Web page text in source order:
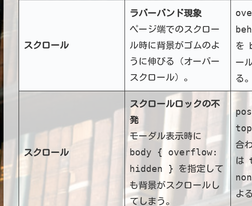
スクロール
ラバーバンド現象
ページ端でのスクロー
ル時に背景がゴムのよ
うに伸びる（オーバー
スクロール）。
を
ー
る。
スクロール
スクロールロックの不
発
モーダル表示時に
body { overflow:
hidden } を指定して
も背景がスクロールし
てしまう。
top
合
は
よ